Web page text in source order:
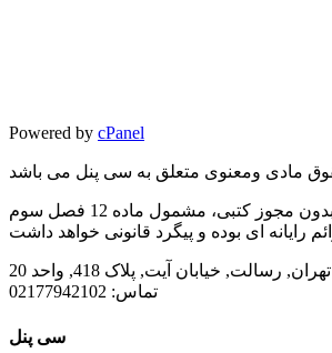
Powered by cPanel
هرگونه کپی برداری بدون مجوز کتبی، مشمول ماده 12 فصل سوم
تهران, رسالت, خیابان آیت, پلاک 418, واحد 20
تماس:
سی پنل